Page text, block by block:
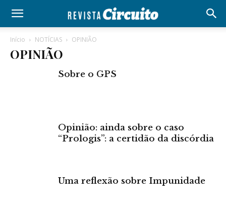
Início NOTÍCIAS OPINIÃO
OPINIÃO
Sobre o GPS
Opinião: ainda sobre o caso
“Prologis”: a certidão da discórdia
Uma reflexão sobre Impunidade